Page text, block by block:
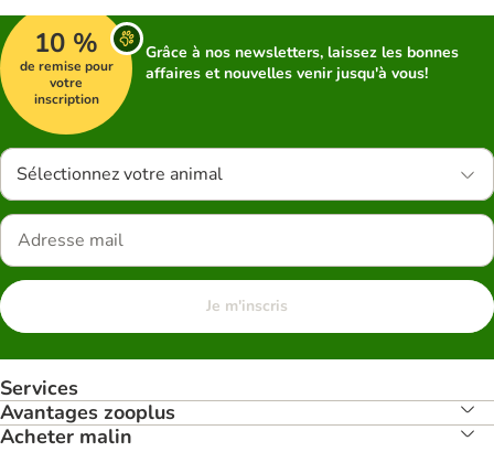
10 %
de remise pour
votre
inscription
Grâce à nos newsletters, laissez les bonnes
affaires et nouvelles venir jusqu'à vous!
Sélectionnez votre animal
Je m'inscris
Services
Avantages zooplus
Acheter malin